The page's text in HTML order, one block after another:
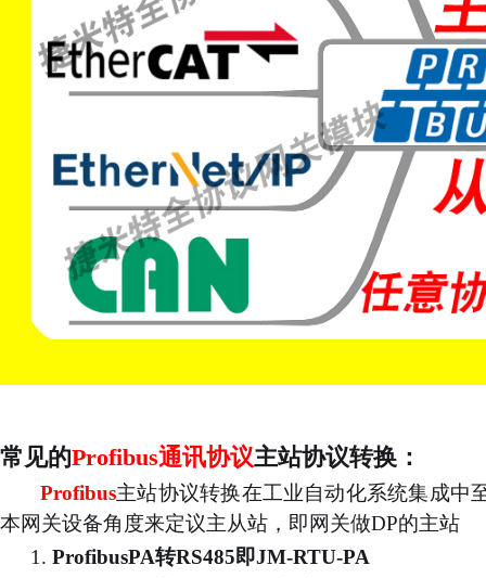
常见的Profibus通讯协议主站协议转换：
Profibus主站协议转换在工业自动化系统集成中
本网关设备角度来定议主从站，即网关做DP的主站
1. ProfibusPA转RS485即JM-RTU-PA